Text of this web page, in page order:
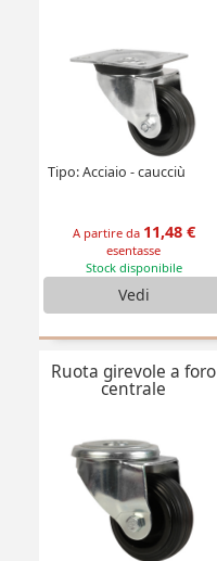
Tipo: Acciaio - caucciù
A partire da 11,48 €
esentasse
Stock disponibile
Vedi
Ruota girevole a foro
centrale